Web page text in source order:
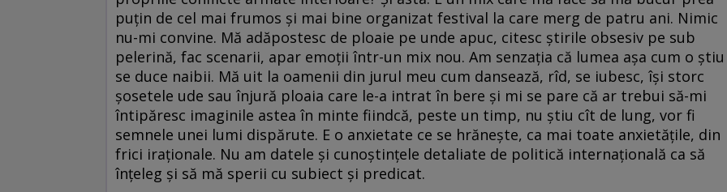
puțin de cel mai frumos și mai bine organizat festival la care merg de patru ani. Nimic
nu-mi convine. Mă adăpostesc de ploaie pe unde apuc, citesc știrile obsesiv pe sub
pelerină, fac scenarii, apar emoții într-un mix nou. Am senzația că lumea așa cum o știu
se duce naibii. Mă uit la oamenii din jurul meu cum dansează, rîd, se iubesc, își storc
șosetele ude sau înjură ploaia care le-a intrat în bere și mi se pare că ar trebui să-mi
întipăresc imaginile astea în minte fiindcă, peste un timp, nu știu cît de lung, vor fi
semnele unei lumi dispărute. E o anxietate ce se hrănește, ca mai toate anxietățile, din
frici iraționale. Nu am datele și cunoștințele detaliate de politică internațională ca să
înțeleg și să mă sperii cu subiect și predicat.